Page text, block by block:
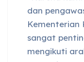
dan
Kementerian
sangat
mengikuti